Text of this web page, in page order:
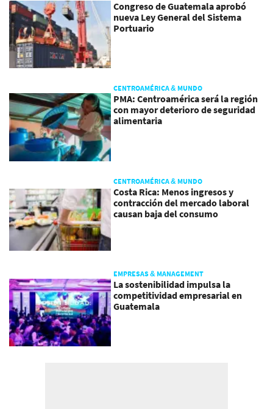
Congreso de Guatemala aprobó
nueva Ley General del Sistema
Portuario
CENTROAMÉRICA & MUNDO
PMA: Centroamérica será la región
con mayor deterioro de seguridad
alimentaria
CENTROAMÉRICA & MUNDO
Costa Rica: Menos ingresos y
contracción del mercado laboral
causan baja del consumo
EMPRESAS & MANAGEMENT
La sostenibilidad impulsa la
competitividad empresarial en
Guatemala